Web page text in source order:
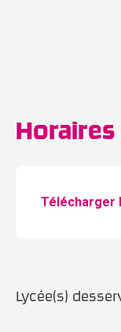
Horaires
Télécharger
Lycée(s)